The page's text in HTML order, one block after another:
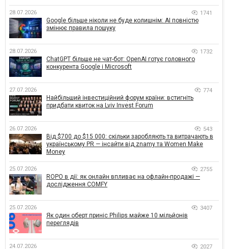
28.07.2026 1741
Google більше ніколи не буде колишнім: AI повністю
змінює правила пошуку
28.07.2026 1732
ChatGPT більше не чат-бот: OpenAI готує головного
конкурента Google і Microsoft
27.07.2026 774
Найбільший інвестиційний форум країни: встигніть
придбати квиток на Lviv Invest Forum
26.07.2026 543
Від $700 до $15 000: скільки заробляють та витрачають в
українському PR — інсайти від znamy та Women Make
Money
25.07.2026 2755
ROPO в дії: як онлайн впливає на офлайн-продажі —
дослідження COMFY
25.07.2026 3407
Як один оберт приніс Philips майже 10 мільйонів
переглядів
24.07.2026 2027